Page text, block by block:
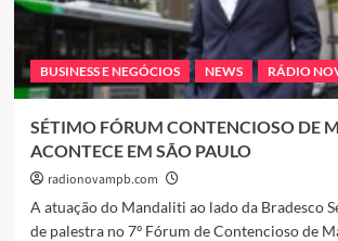
de
negócios
para
médicos e se
torna
referência
BUSINESS E NEGÓCIOS NEWS RÁDIO
SÉTIMO FÓRUM CONTENCIOSO DE
ACONTECE EM SÃO PAULO
radionovampb.com
A atuação do Mandaliti ao lado da Bradesco
de palestra no 7º Fórum de Contencioso de